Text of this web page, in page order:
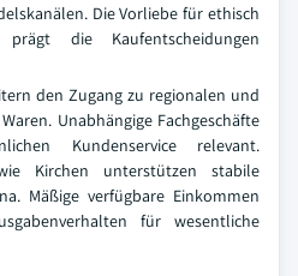
Die Vorliebe für ethisch
die Kaufentscheidungen
den Zugang zu regionalen und
Unabhängige Fachgeschäfte
Kundenservice relevant.
Kirchen unterstützen stabile
Mäßige verfügbare Einkommen
für wesentliche